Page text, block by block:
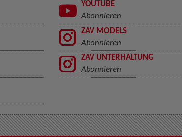
YOUTUBE
Abonnieren
ZAV MODELS
Abonnieren
ZAV UNTERHALTUNG
Abonnieren